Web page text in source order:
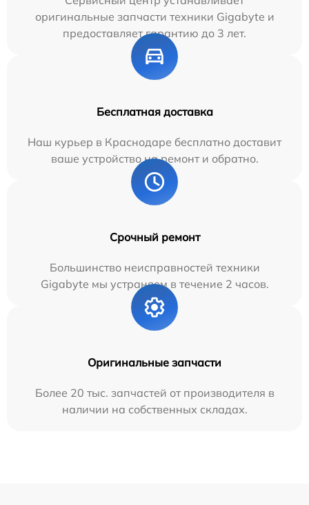
оригинальные запчасти техники Gigabyte и
предоставляет гарантию до 3 лет.
Бесплатная доставка
Наш курьер в Краснодаре бесплатно доставит
ваше устройство на ремонт и обратно.
Срочный ремонт
Большинство неисправностей техники
Gigabyte мы устраняем в течение 2 часов.
Оригинальные запчасти
Более 20 тыс. запчастей от производителя в
наличии на собственных складах.